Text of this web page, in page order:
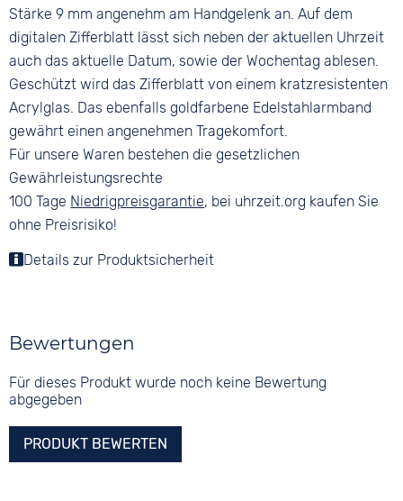
Stärke 9 mm angenehm am Handgelenk an. Auf dem
digitalen Zifferblatt lässt sich neben der aktuellen Uhrzeit
auch das aktuelle Datum, sowie der Wochentag ablesen.
Geschützt wird das Zifferblatt von einem kratzresistenten
Acrylglas. Das ebenfalls goldfarbene Edelstahlarmband
gewährt einen angenehmen Tragekomfort.
Für unsere Waren bestehen die gesetzlichen
Gewährleistungsrechte
100 Tage Niedrigpreisgarantie, bei uhrzeit.org kaufen Sie
ohne Preisrisiko!
Details zur Produktsicherheit
Bewertungen
Für dieses Produkt wurde noch keine Bewertung
abgegeben
PRODUKT BEWERTEN